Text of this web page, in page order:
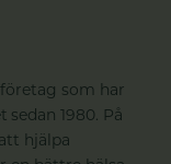
som har
1980. På
hjälpa